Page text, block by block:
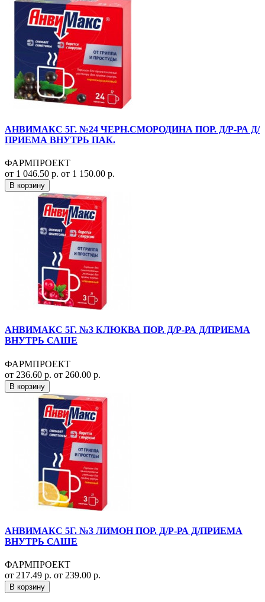
АНВИМАКС 5Г. №24 ЧЕРН.СМОРОДИНА ПОР. Д/Р-РА Д/
ПРИЕМА ВНУТРЬ ПАК.
ФАРМПРОЕКТ
от 1 046.50 р. от 1 150.00 р.
В корзину
АНВИМАКС 5Г. №3 КЛЮКВА ПОР. Д/Р-РА Д/ПРИЕМА
ВНУТРЬ САШЕ
ФАРМПРОЕКТ
от 236.60 р. от 260.00 р.
В корзину
АНВИМАКС 5Г. №3 ЛИМОН ПОР. Д/Р-РА Д/ПРИЕМА
ВНУТРЬ САШЕ
ФАРМПРОЕКТ
от 217.49 р. от 239.00 р.
В корзину